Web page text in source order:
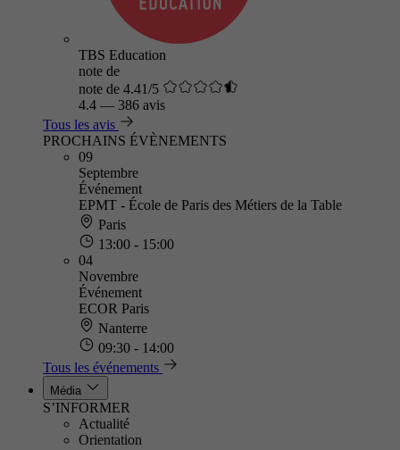
TBS Education
note de
note de 4.41/5
4.4 — 386 avis
Tous les avis
PROCHAINS ÉVÈNEMENTS
09
Septembre
Événement
EPMT - École de Paris des Métiers de la Table
Paris
13:00 - 15:00
04
Novembre
Événement
ECOR Paris
Nanterre
09:30 - 14:00
Tous les événements
Média
S’INFORMER
Actualité
Orientation